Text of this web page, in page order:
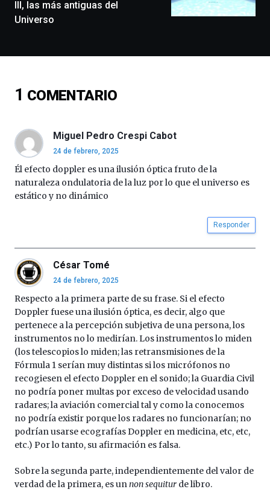
docufórums
y
ciencia
de
de
octubre.
La
iniciativa,
organizada
III, las más antiguas del
Universo
1 COMENTARIO
Miguel Pedro Crespi Cabot
24 de febrero, 2025
Él efecto doppler es una ilusión óptica fruto de la
naturaleza ondulatoria de la luz por lo que el universo es
estático y no dinámico
Responder
César Tomé
24 de febrero, 2025
Respecto a la primera parte de su frase. Si el efecto
Doppler fuese una ilusión óptica, es decir, algo que
pertenece a la percepción subjetiva de una persona, los
instrumentos no lo medirían. Los instrumentos lo miden
(los telescopios lo miden; las retransmisiones de la
Fórmula 1 serían muy distintas si los micrófonos no
recogiesen el efecto Doppler en el sonido; la Guardia Civil
no podría poner multas por exceso de velocidad usando
radares; la aviación comercial tal y como la conocemos
no podría existir porque los radares no funcionarían; no
podrían usarse ecografías Doppler en medicina, etc, etc,
etc.) Por lo tanto, su afirmación es falsa.
Sobre la segunda parte, independientemente del valor de
verdad de la primera, es un non sequitur de libro.